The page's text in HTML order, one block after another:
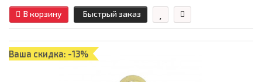
В корзину Быстрый заказ
Ваша скидка: -13%